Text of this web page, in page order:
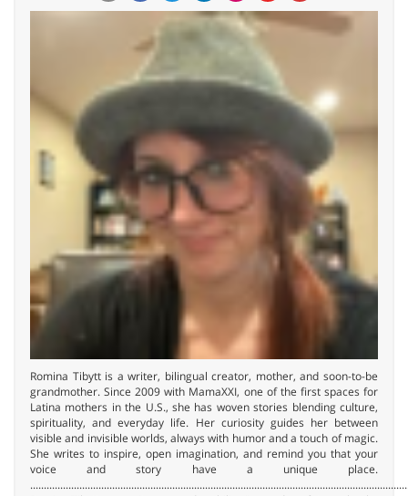
Romina Tibytt is a writer, bilingual creator, mother, and soon-to-be
grandmother. Since 2009 with MamaXXI, one of the first spaces for
Latina mothers in the U.S., she has woven stories blending culture,
spirituality, and everyday life. Her curiosity guides her between
visible and invisible worlds, always with humor and a touch of magic.
She writes to inspire, open imagination, and remind you that your
voice and story have a unique place.